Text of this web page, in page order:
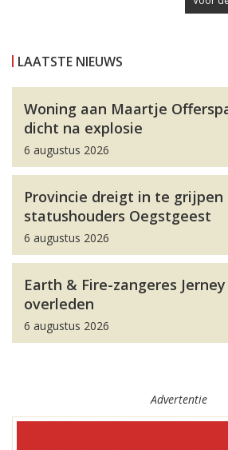
LAATSTE NIEUWS
Woning aan Maartje
dicht na explosie
6 augustus 2026
Provincie dreigt in te
statushouders Oegstgeest
6 augustus 2026
Earth & Fire-zangeres
overleden
6 augustus 2026
Advertentie